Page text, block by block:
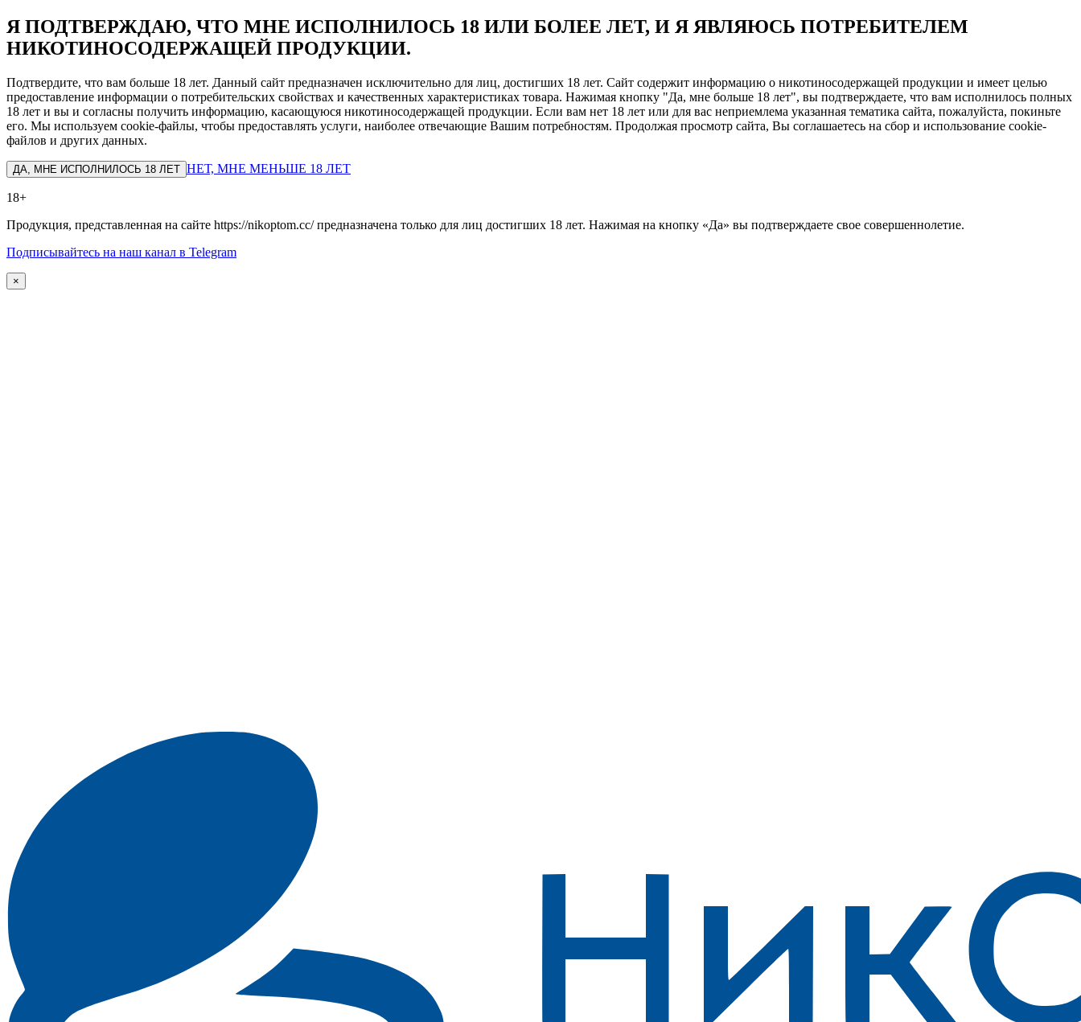
Я ПОДТВЕРЖДАЮ, ЧТО МНЕ ИСПОЛНИЛОСЬ 18 ИЛИ БОЛЕЕ ЛЕТ, И Я ЯВЛЯЮСЬ ПОТРЕБИТЕЛЕМ
НИКОТИНОСОДЕРЖАЩЕЙ ПРОДУКЦИИ.
Подтвердите, что вам больше 18 лет. Данный сайт предназначен исключительно для лиц, достигших 18 лет. Сайт содержит информацию о никотиносодержащей продукции и имеет целью
предоставление информации о потребительских свойствах и качественных характеристиках товара. Нажимая кнопку "Да, мне больше 18 лет", вы подтверждаете, что вам исполнилось полных
18 лет и вы и согласны получить информацию, касающуюся никотиносодержащей продукции. Если вам нет 18 лет или для вас неприемлема указанная тематика сайта, пожалуйста, покиньте
его. Мы используем cookie-файлы, чтобы предоставлять услуги, наиболее отвечающие Вашим потребностям. Продолжая просмотр сайта, Вы соглашаетесь на сбор и использование cookie-
файлов и других данных.
ДА, МНЕ ИСПОЛНИЛОСЬ 18 ЛЕТ НЕТ, МНЕ МЕНЬШЕ 18 ЛЕТ
18+
Продукция, представленная на сайте https://nikoptom.cc/ предназначена только для лиц достигших 18 лет. Нажимая на кнопку «Да» вы подтверждаете свое совершеннолетие.
Подписывайтесь на наш канал в Telegram
×